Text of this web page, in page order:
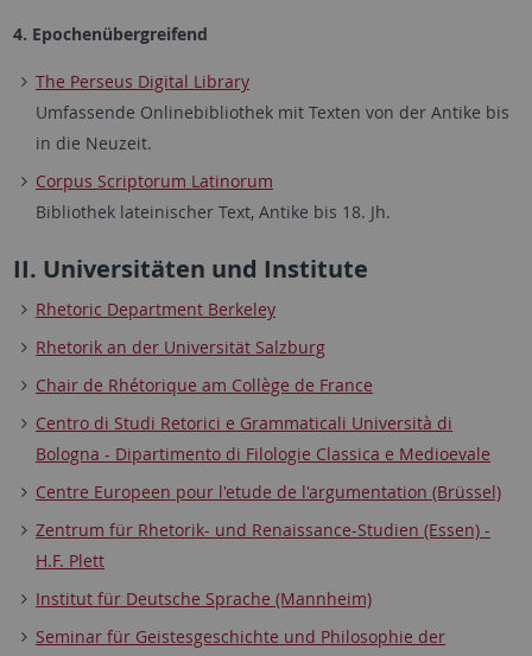
4. Epochenübergreifend
The Perseus Digital Library
Umfassende Onlinebibliothek mit Texten von der Antike bis
in die Neuzeit.
Corpus Scriptorum Latinorum
Bibliothek lateinischer Text, Antike bis 18. Jh.
II. Universitäten und Institute
Rhetoric Department Berkeley
Rhetorik an der Universität Salzburg
Chair de Rhétorique am Collège de France
Centro di Studi Retorici e Grammaticali Università di
Bologna - Dipartimento di Filologie Classica e Medioevale
Centre Europeen pour l'etude de l'argumentation (Brüssel)
Zentrum für Rhetorik- und Renaissance-Studien (Essen) -
H.F. Plett
Institut für Deutsche Sprache (Mannheim)
Seminar für Geistesgeschichte und Philosophie der